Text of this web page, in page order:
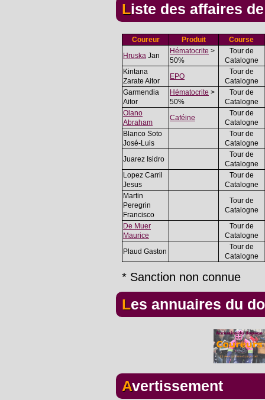
Liste des affaires
Coureur Produit
Course
Hruska Jan
Hématocrite >
50%
Tour de
Catalogne
Kintana
Zarate Aitor
EPO
Tour de
Catalogne
Garmendia
Aitor
Hématocrite >
50%
Tour de
Catalogne
Olano
Abraham
Caféine
Tour de
Catalogne
Blanco Soto
José-Luis
Tour de
Catalogne
Juarez Isidro
Tour de
Catalogne
Lopez Carril
Jesus
Tour de
Catalogne
Martin
Peregrin
Francisco
Tour de
Catalogne
De Muer
Maurice
Tour de
Catalogne
Plaud Gaston
Tour de
Catalogne
* Sanction non connue
Les annuaires du
Avertissement